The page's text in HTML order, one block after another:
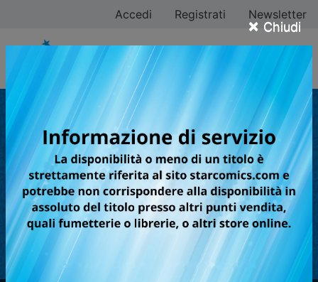
× Chiudi
Accedi Registrati Newsletter